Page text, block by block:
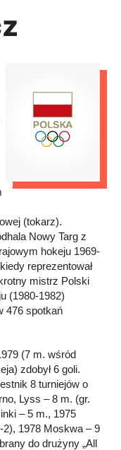
(tokarz).
Nowy Targ z
hokeju 1969-
reprezentował
mistrz Polski
(1980-1982)
476 spotkań
(7 m. wśród
zdobył 6 goli.
8 turniejów o
Lyss – 8 m. (gr.
– 5 m., 1975
2), 1978 Moskwa – 9
do drużyny „All